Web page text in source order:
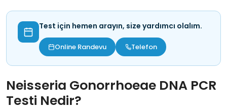
Test için hemen arayın, size yardımcı olalım.
Online Randevu Telefon
Neisseria Gonorrhoeae DNA PCR
Testi Nedir?